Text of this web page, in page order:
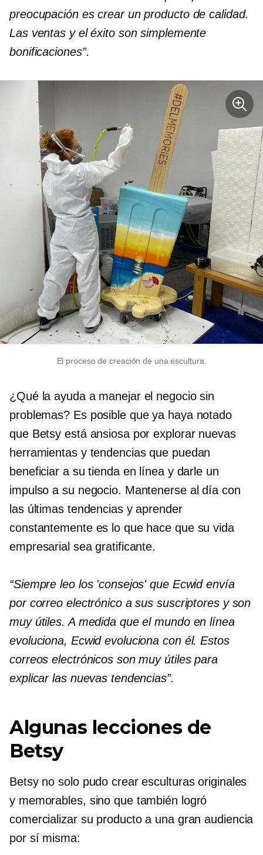
preocupación es crear un producto de calidad.
Las ventas y el éxito son simplemente
bonificaciones”.
El proceso de creación de una escultura.
¿Qué la ayuda a manejar el negocio sin
problemas? Es posible que ya haya notado
que Betsy está ansiosa por explorar nuevas
herramientas y tendencias que puedan
beneficiar a su tienda en línea y darle un
impulso a su negocio. Mantenerse al día con
las últimas tendencias y aprender
constantemente es lo que hace que su vida
empresarial sea gratificante.
“Siempre leo los 'consejos' que Ecwid envía
por correo electrónico a sus suscriptores y son
muy útiles. A medida que el mundo en línea
evoluciona, Ecwid evoluciona con él. Estos
correos electrónicos son muy útiles para
explicar las nuevas tendencias”.
Algunas lecciones de
Betsy
Betsy no solo pudo crear esculturas originales
y memorables, sino que también logró
comercializar su producto a una gran audiencia
por sí misma: